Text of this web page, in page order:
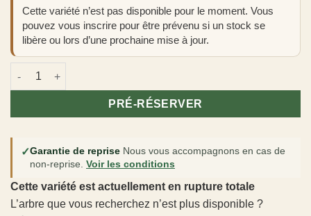
Cette variété n’est pas disponible pour le moment. Vous
pouvez vous inscrire pour être prévenu si un stock se
libère ou lors d’une prochaine mise à jour.
quantité de Cornus mas 'Szafer'
PRÉ-RÉSERVER
✓Garantie de reprise Nous vous accompagnons en cas de
non-reprise. Voir les conditions
Cette variété est actuellement en rupture totale
L’arbre que vous recherchez n’est plus disponible ?